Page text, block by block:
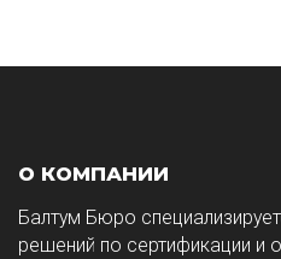
О КОМПАНИИ
Балтум Бюро
решений по сертификации и